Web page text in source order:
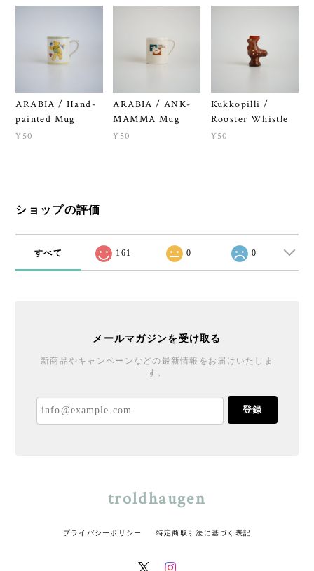
ARABIA / Hand-
painted Mug
¥50
ARABIA / ANK-
MAMMA Mug
¥50
Kukkopilli /
Rooster Whistle
¥50
ショップの評価
すべて 161 0 0
メールマガジンを受け取る
新商品やキャンペーンなどの最新情報をお届けいたしま
す。
登録
troldhaugen
プライバシーポリシー 特定商取引法に基づく表記